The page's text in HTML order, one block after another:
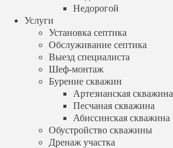
Доставка и оплата
Наши работы
О компании
Акции
Вопрос-ответ
Сертификаты
Гарантия
Вакансии
+7 (499) 348 88 04
Заказать звонок
Недорогой
Услуги
Установка септика
Обслуживание септика
Выезд специалиста
Шеф-монтаж
Бурение скважин
Артезианская скважина
Песчаная скважина
Абиссинская скважина
Обустройство скважины
Дренаж участка